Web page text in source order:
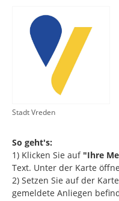
Stadt Vreden
So geht's:
1) Klicken Sie auf "Ihre
Text. Unter der Karte
2) Setzen Sie auf der
gemeldete Anliegen